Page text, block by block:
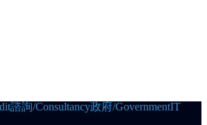
諮詢/Consultancy政府/GovernmentIT